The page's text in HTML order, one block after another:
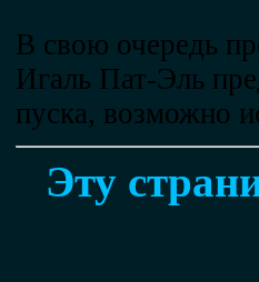
В свою очередь
Игаль Пат-Эль
пуска, возможно
Эту